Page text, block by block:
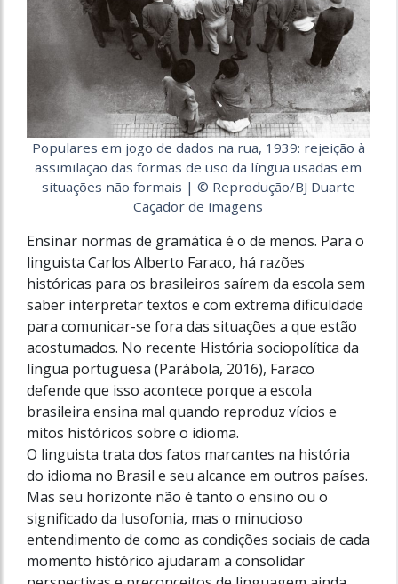
Populares em jogo de dados na rua, 1939: rejeição à
assimilação das formas de uso da língua usadas em
situações não formais | © Reprodução/BJ Duarte
Caçador de imagens
Ensinar normas de gramática é o de menos. Para o
linguista Carlos Alberto Faraco, há razões
históricas para os brasileiros saírem da escola sem
saber interpretar textos e com extrema dificuldade
para comunicar-se fora das situações a que estão
acostumados. No recente História sociopolítica da
língua portuguesa (Parábola, 2016), Faraco
defende que isso acontece porque a escola
brasileira ensina mal quando reproduz vícios e
mitos históricos sobre o idioma.
O linguista trata dos fatos marcantes na história
do idioma no Brasil e seu alcance em outros países.
Mas seu horizonte não é tanto o ensino ou o
significado da lusofonia, mas o minucioso
entendimento de como as condições sociais de cada
momento histórico ajudaram a consolidar